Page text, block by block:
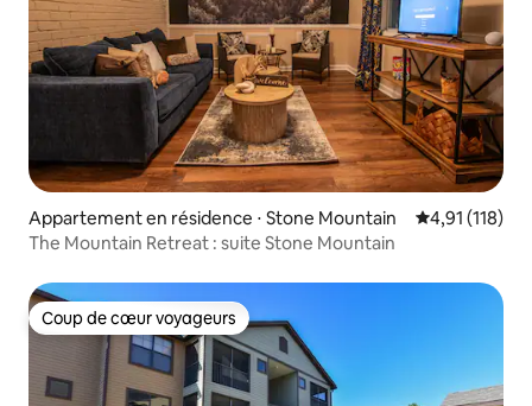
Appartement en résidence ⋅ Stone Mountain Évaluation
4,91 (118)
The Mountain Retreat : suite Stone Mountain
Coup de cœur voyageurs
Coup de cœur voyageurs